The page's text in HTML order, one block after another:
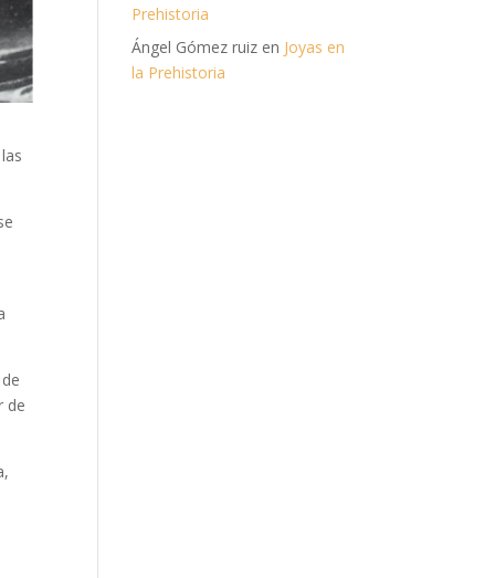
de
Prehistoria
Ángel Gómez ruiz en Joyas en
la Prehistoria